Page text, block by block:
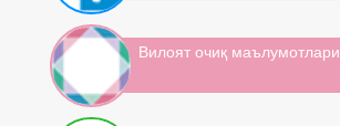
Вилоят очиқ маълумотлари